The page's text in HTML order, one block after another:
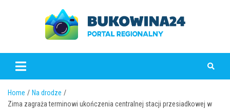
www.bukowina24.pl
Home
Na drodze
Zima zagraża terminowi ukończenia centralnej stacji przesiadkowej w